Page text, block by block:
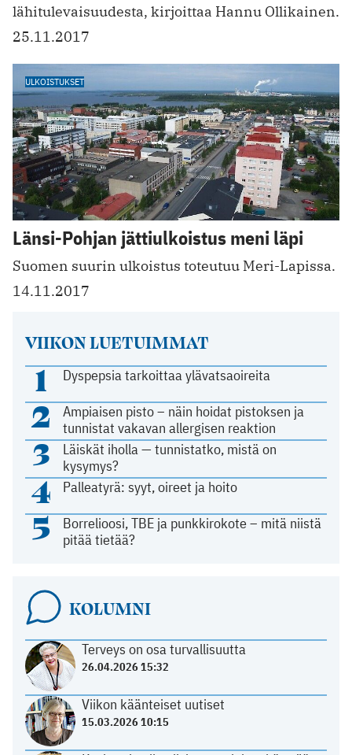
lähitulevaisuudesta, kirjoittaa Hannu Ollikainen.
25.11.2017
ULKOISTUKSET
Länsi-Pohjan jättiulkoistus meni läpi
Suomen suurin ulkoistus toteutuu Meri-Lapissa.
14.11.2017
VIIKON LUETUIMMAT
1 Dyspepsia tarkoittaa ylävatsaoireita
2
Ampiaisen pisto – näin hoidat pistoksen ja
tunnistat vakavan allergisen reaktion
3
Läiskät iholla — tunnistatko, mistä on
kysymys?
4 Palleatyrä: syyt, oireet ja hoito
5
Borrelioosi, TBE ja punkkirokote – mitä niistä
pitää tietää?
KOLUMNI
Terveys on osa turvallisuutta
26.04.2026 15:32
Viikon käänteiset uutiset
15.03.2026 10:15